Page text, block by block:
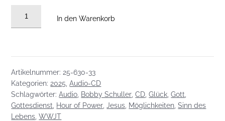
–
Wenn
du
glücklich
In den Warenkorb
Artikelnummer: 25-630-33
Kategorien: 2025 ,Audio-CD
Schlagwörter:Audio Bobby Schuller ,CD ,Glück ,Gott
Gottesdienst
Hour of Power ,Jesus Möglichkeiten ,Sinn des
Lebens ,WWJT